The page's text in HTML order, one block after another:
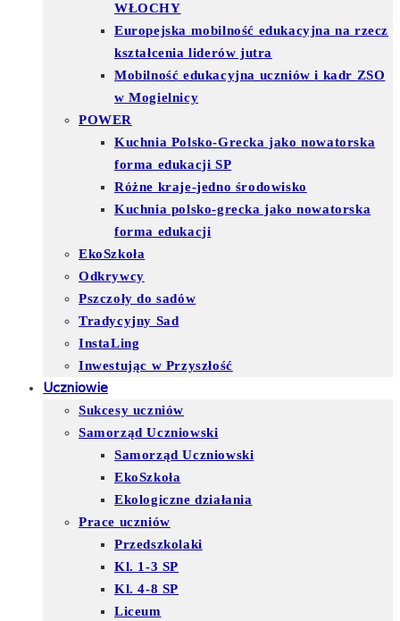
WŁOCHY
Europejska mobilność edukacyjna na rzecz
kształcenia liderów jutra
Mobilność edukacyjna uczniów i kadr ZSO
w Mogielnicy
POWER
Kuchnia Polsko-Grecka jako nowatorska
forma edukacji SP
Różne kraje-jedno środowisko
Kuchnia polsko-grecka jako nowatorska
forma edukacji
EkoSzkoła
Odkrywcy
Pszczoły do sadów
Tradycyjny Sad
InstaLing
Inwestując w Przyszłość
Uczniowie
Sukcesy uczniów
Samorząd Uczniowski
Samorząd Uczniowski
EkoSzkoła
Ekologiczne działania
Prace uczniów
Przedszkolaki
Kl. 1-3 SP
Kl. 4-8 SP
Liceum